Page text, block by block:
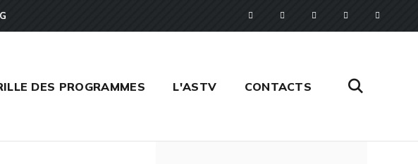
DES PROGRAMMES L'ASTV CONTACTS